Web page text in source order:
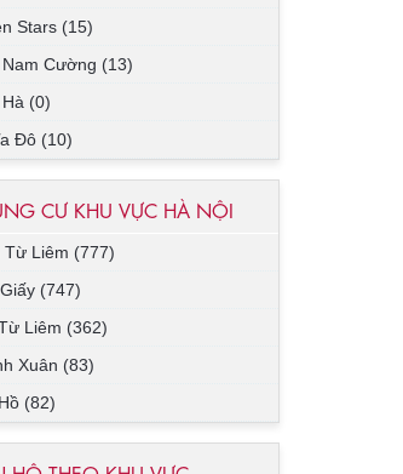
Stars (15)
Cường (13)
(0)
Đô (10)
CƯ KHU VỰC HÀ NỘI
Từ Liêm (777)
(747)
Liêm (362)
Xuân (83)
(82)